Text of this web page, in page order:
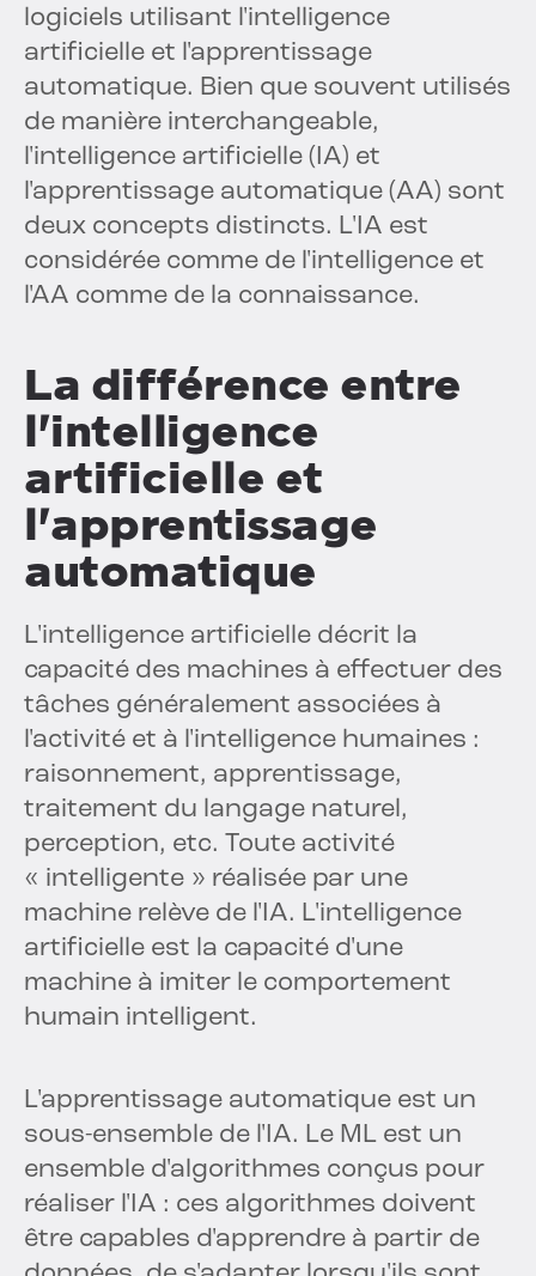
logiciels utilisant l'intelligence
artificielle et l'apprentissage
automatique. Bien que souvent utilisés
de manière interchangeable,
l'intelligence artificielle (IA) et
l'apprentissage automatique (AA) sont
deux concepts distincts. L'IA est
considérée comme de l'intelligence et
l'AA comme de la connaissance.
La différence entre
l'intelligence
artificielle et
l'apprentissage
automatique
L'intelligence artificielle décrit la
capacité des machines à effectuer des
tâches généralement associées à
l'activité et à l'intelligence humaines :
raisonnement, apprentissage,
traitement du langage naturel,
perception, etc. Toute activité
« intelligente » réalisée par une
machine relève de l'IA. L'intelligence
artificielle est la capacité d'une
machine à imiter le comportement
humain intelligent.
L'apprentissage automatique est un
sous-ensemble de l'IA. Le ML est un
ensemble d'algorithmes conçus pour
réaliser l'IA : ces algorithmes doivent
être capables d'apprendre à partir de